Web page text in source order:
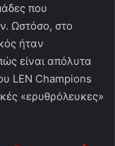
που
Ωστόσο, στο
ήταν
είναι απόλυτα
LEN Champions
«ερυθρόλευκες»